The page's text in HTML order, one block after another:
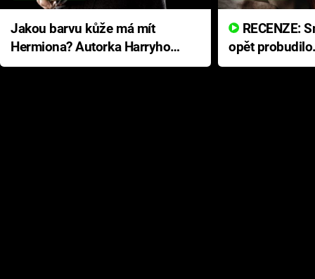
Jakou barvu kůže má mít
Hermiona? Autorka Harryho
Pottera přišla s ráznou
opět
přichází s